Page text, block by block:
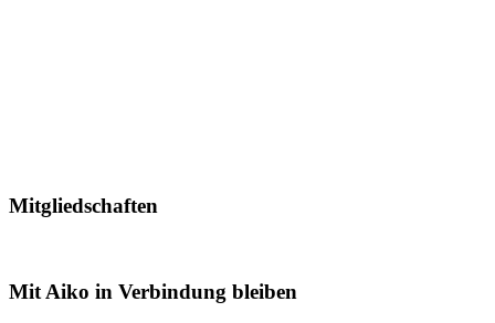
Mitgliedschaften
Mit Aiko in Verbindung bleiben